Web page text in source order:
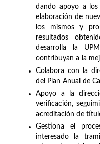
dando apoyo a
elaboración de
los mismos y
resultados
desarrolla la
contribuyan a la
Colabora con la
del Plan Anual de
Apoyo a la
verificación,
acreditación de
Gestiona el
interesado la